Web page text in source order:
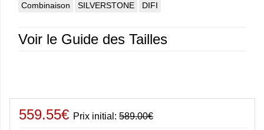
Combinaison SILVERSTONE DIFI
Voir le Guide des Tailles
559.55€ Prix initial: 589.00€